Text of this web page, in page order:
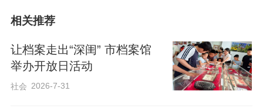
相关推荐
让档案走出“深闺” 市档案馆
举办开放日活动
社会 2026-7-31